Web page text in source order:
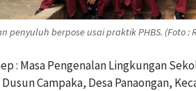
penyuluh berpose usai praktik PHBS. (Foto :
: Masa Pengenalan Lingkungan
Campaka, Desa Panaongan,